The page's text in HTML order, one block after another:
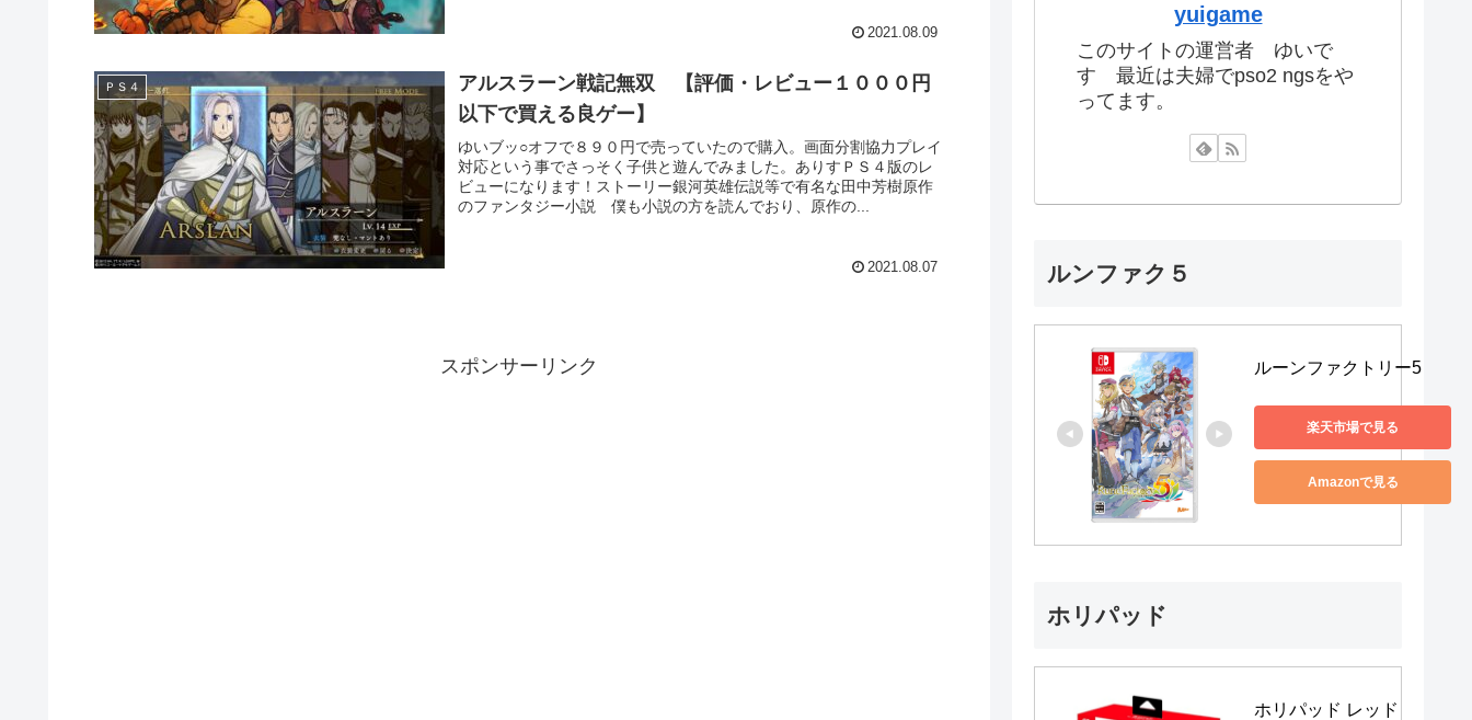
2021.08.09
ＰＳ４
アルスラーン戦記無双 【評価・レビュー１０００円
以下で買える良ゲー】
ゆいブッ○オフで８９０円で売っていたので購入。画面分割協力プレイ
対応という事でさっそく子供と遊んでみました。ありすＰＳ４版のレ
ビューになります！ストーリー銀河英雄伝説等で有名な田中芳樹原作
のファンタジー小説 僕も小説の方を読んでおり、原作の...
2021.08.07
スポンサーリンク
yuigame
このサイトの運営者 ゆいで
す 最近は夫婦でpso2 ngsをや
ってます。
ルンファク５
ルーンファクトリー5
楽天市場で見る
Amazonで見る
ホリパッド
ホリパッド レッド